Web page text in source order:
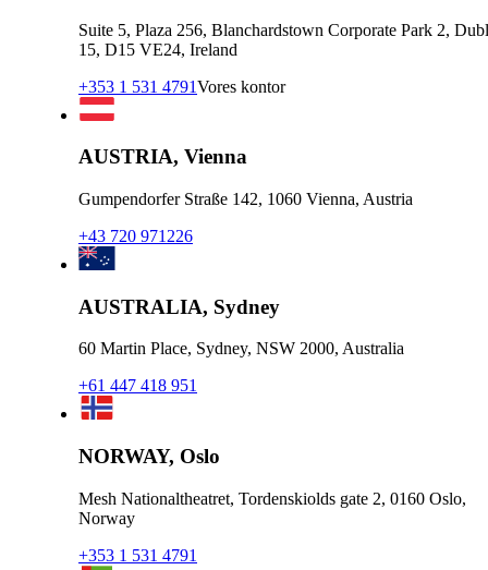
Suite 5, Plaza 256, Blanchardstown Corporate Park 2,
15, D15 VE24, Ireland
+353 1 531 4791Vores kontor
AUSTRIA, Vienna
Gumpendorfer Straße 142, 1060 Vienna, Austria
+43 720 971226
AUSTRALIA, Sydney
60 Martin Place, Sydney, NSW 2000, Australia
+61 447 418 951
NORWAY, Oslo
Mesh Nationaltheatret, Tordenskiolds gate 2, 0160 Oslo,
Norway
+353 1 531 4791